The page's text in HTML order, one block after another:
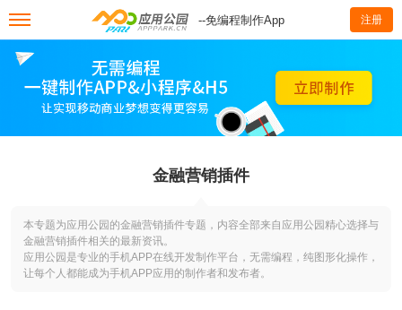
--免编程制作App 注册
金融营销插件
本专题为应用公园的金融营销插件专题，内容全部来自应用公园精心选择与
金融营销插件相关的最新资讯。
应用公园是专业的手机APP在线开发制作平台，无需编程，纯图形化操作，
让每个人都能成为手机APP应用的制作者和发布者。